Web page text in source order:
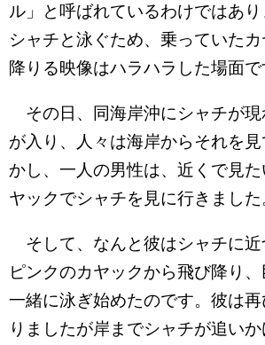
ル」と呼ばれているわけではあ
シャチと泳ぐため、乗っていた
降りる映像はハラハラした場面で
その日、同海岸沖にシャチが現
が入り、人々は海岸からそれを
かし、一人の男性は、近くで見
ヤックでシャチを見に行きました
そして、なんと彼はシャチに近
ピンクのカヤックから飛び降り
一緒に泳ぎ始めたのです。彼は
りましたが岸までシャチが追い